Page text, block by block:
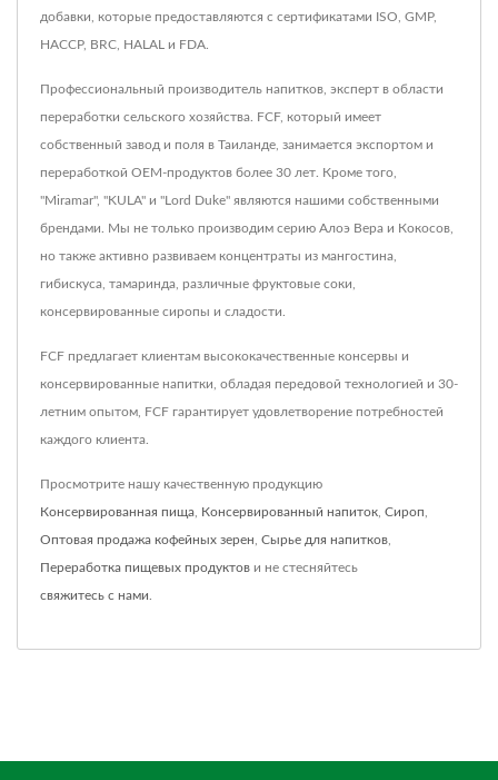
добавки, которые предоставляются с сертификатами ISO, GMP,
HACCP, BRC, HALAL и FDA.
Профессиональный производитель напитков, эксперт в области
переработки сельского хозяйства. FCF, который имеет
собственный завод и поля в Таиланде, занимается экспортом и
переработкой OEM-продуктов более 30 лет. Кроме того,
"Miramar", "KULA" и "Lord Duke" являются нашими собственными
брендами. Мы не только производим серию Алоэ Вера и Кокосов,
но также активно развиваем концентраты из мангостина,
гибискуса, тамаринда, различные фруктовые соки,
консервированные сиропы и сладости.
FCF предлагает клиентам высококачественные консервы и
консервированные напитки, обладая передовой технологией и 30-
летним опытом, FCF гарантирует удовлетворение потребностей
каждого клиента.
Просмотрите нашу качественную продукцию
Консервированная пища Консервированный напиток Сироп
Оптовая продажа кофейных зерен Сырье для напитков
Переработка пищевых продуктов и не стесняйтесь
свяжитесь с нами